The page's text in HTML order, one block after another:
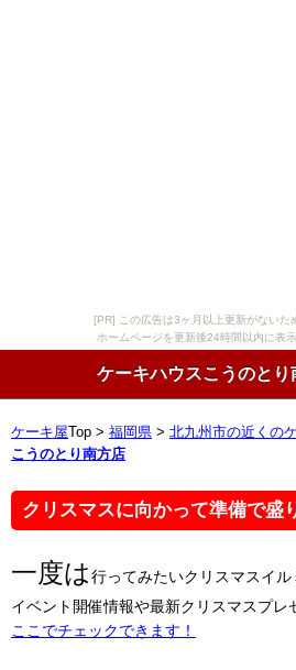
[PR] この広告は3ヶ月以上更新がないた
ホームページを更新後24時間以内に表
ケーキハウスこうのと
ケーキ屋 Top > 福岡県 > 北九州市の近くの
こうのとり南方店
クリスマスに向かって準備で盛
一度は行ってみたいクリスマスイ
イベント開催情報や最新クリスマスプ
ここでチェックできます！